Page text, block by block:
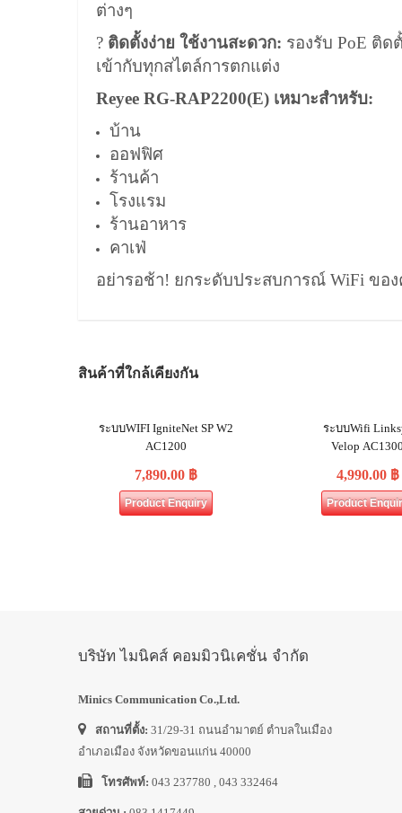
ต่างๆ
? ติดตั้งง่าย ใช้งานสะดวก: รองรับ PoE ติ
เข้ากับทุกสไตล์การตกแต่ง
Reyee RG-RAP2200(E) เหมาะสำหรับ:
บ้าน
ออฟฟิศ
ร้านค้า
โรงแรม
ร้านอาหาร
คาเฟ่
อย่ารอช้า! ยกระดับประสบการณ์ WiFi ของ
สินค้าที่ใกล้เคียงกัน
ระบบWIFI IgniteNet SP W2
AC1200
7,890.00 ฿
Product Enquiry
ระบบWifi
Velop AC1300
4,990.00 ฿
Product
บริษัท ไมนิคส์ คอมมิวนิเคชั่น จำกัด
Minics Communication Co.,Ltd.
สถานที่ตั้ง: 31/29-31 ถนนอำมาตย์ ตำบลในเมือง
อำเภอเมือง จังหวัดขอนแก่น 40000
โทรศัพท์: 043 237780 , 043 332464